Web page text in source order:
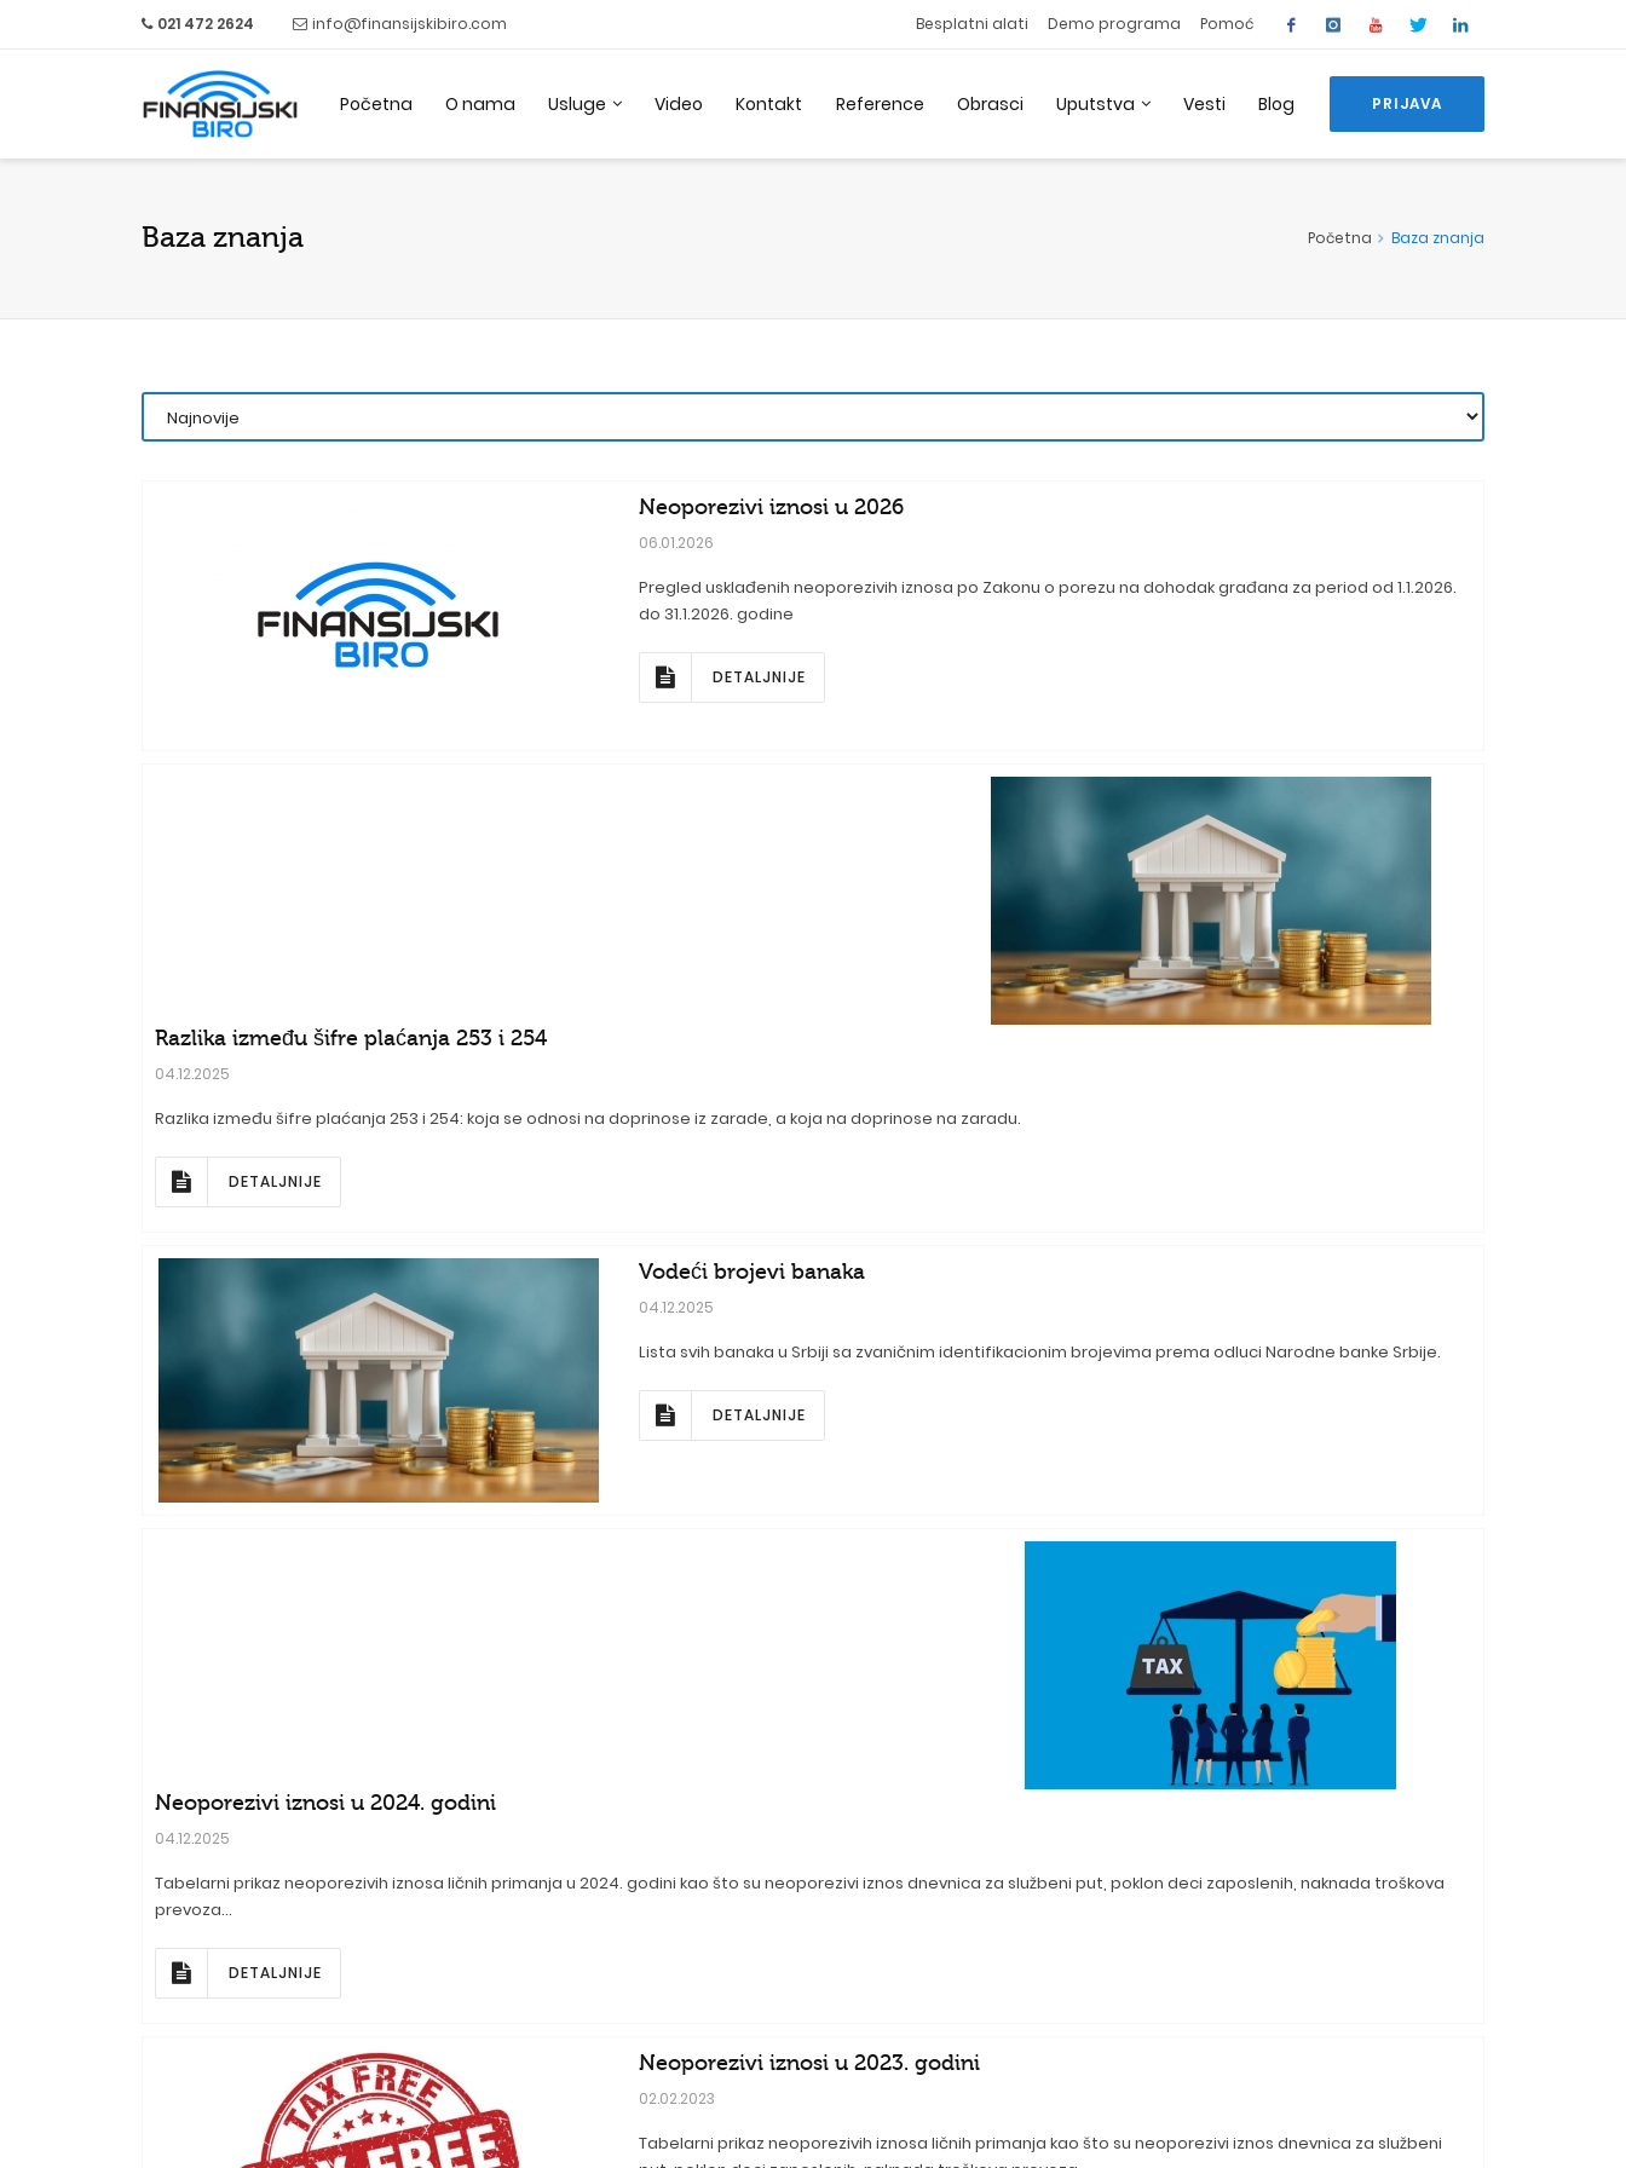
021 472 2624 info@finansijskibiro.com Besplatni alati Demo programa Pomoć
Početna O nama Usluge Video Kontakt Reference Obrasci Uputstva Vesti Blog PRIJAVA
Baza znanja Početna Baza znanja
Neoporezivi iznosi u 2026
06.01.2026
Pregled usklađenih neoporezivih iznosa po Zakonu o porezu na dohodak građana za period od 1.1.2026.
do 31.1.2026. godine
DETALJNIJE
Razlika između šifre plaćanja 253 i 254
04.12.2025
Razlika između šifre plaćanja 253 i 254: koja se odnosi na doprinose iz zarade, a koja na doprinose na zaradu.
DETALJNIJE
Vodeći brojevi banaka
04.12.2025
Lista svih banaka u Srbiji sa zvaničnim identifikacionim brojevima prema odluci Narodne banke Srbije.
DETALJNIJE
Neoporezivi iznosi u 2024. godini
04.12.2025
Tabelarni prikaz neoporezivih iznosa ličnih primanja u 2024. godini kao što su neoporezivi iznos dnevnica za službeni put, poklon deci zaposlenih, naknada troškova
prevoza...
DETALJNIJE
Neoporezivi iznosi u 2023. godini
02.02.2023
Tabelarni prikaz neoporezivih iznosa ličnih primanja kao što su neoporezivi iznos dnevnica za službeni